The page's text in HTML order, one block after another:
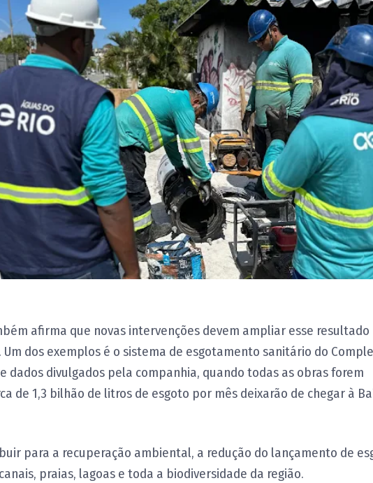
afirma que novas intervenções devem ampliar esse resultado
Um dos exemplos é o sistema de esgotamento sanitário do
dados divulgados pela companhia, quando todas as obras forem
de 1,3 bilhão de litros de esgoto por mês deixarão de chegar à
para a recuperação ambiental, a redução do lançamento de
praias, lagoas e toda a biodiversidade da região.